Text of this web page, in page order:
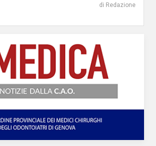
di Redazione